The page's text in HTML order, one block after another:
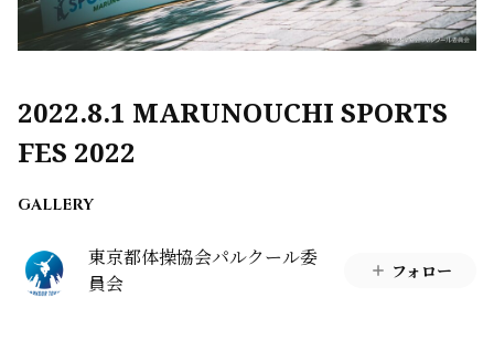
2022.8.1 MARUNOUCHI SPORTS
FES 2022
GALLERY
東京都体操協会パルクール委
員会
フォロー